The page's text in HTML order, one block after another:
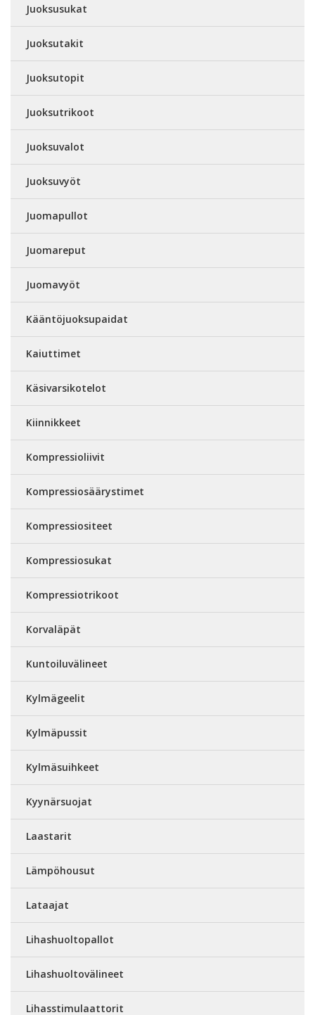
Juoksusukat
Juoksutakit
Juoksutopit
Juoksutrikoot
Juoksuvalot
Juoksuvyöt
Juomapullot
Juomareput
Juomavyöt
Kääntöjuoksupaidat
Kaiuttimet
Käsivarsikotelot
Kiinnikkeet
Kompressioliivit
Kompressiosäärystimet
Kompressiositeet
Kompressiosukat
Kompressiotrikoot
Korvaläpät
Kuntoiluvälineet
Kylmägeelit
Kylmäpussit
Kylmäsuihkeet
Kyynärsuojat
Laastarit
Lämpöhousut
Lataajat
Lihashuoltopallot
Lihashuoltovälineet
Lihasstimulaattorit